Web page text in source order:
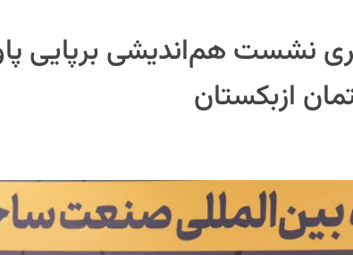
نشست هم‌اندیشی برپایی
ازبکستان